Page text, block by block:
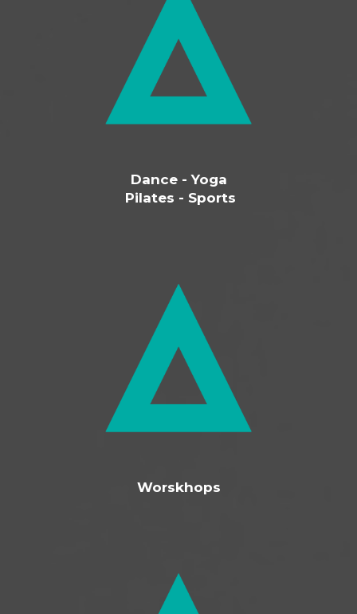
Dance - Yoga
Pilates - Sports
Worskhops